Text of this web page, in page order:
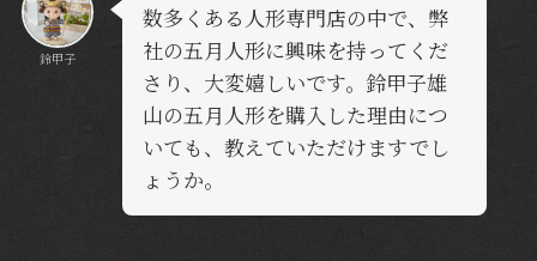
鈴甲子
数多くある人形専門店の中で、弊
社の五月人形に興味を持ってくだ
さり、大変嬉しいです。鈴甲子雄
山の五月人形を購入した理由につ
いても、教えていただけますでし
ょうか。